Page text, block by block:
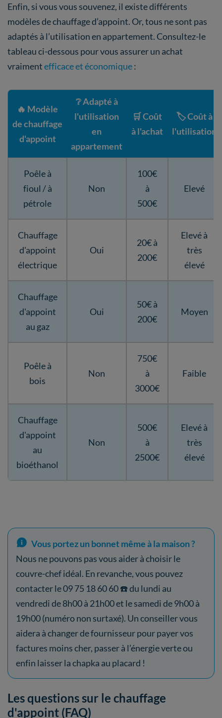
Enfin, si vous vous souvenez, il existe différents
modèles de chauffage d’appoint. Or, tous ne sont pas
adaptés à l’utilisation en appartement. Consultez-le
tableau ci-dessous pour vous assurer un achat
vraimentefficace et économique:
🔥 Modèle
de chauffage
d'appoint
❔ Adapté à
l'utilisation
en
appartement
🛒 Coût
à l'achat
🏷️ Coût à
l'utilisation
Poêle à
fioul / à
pétrole
Non
100€
à
500€
Elevé
Chauffage
d'appoint
électrique
Oui
20€ à
200€
Elevé à
très
élevé
Chauffage
d'appoint
au gaz
Oui
50€ à
200€
Moyen
Poêle à
bois
Non
750€
à
3000€
Faible
Chauffage
d'appoint
au
bioéthanol
Non
500€
à
2500€
Elevé à
très
élevé
Vous portez un bonnet même à la maison ?
Nous ne pouvons pas vous aider à choisir le
couvre-chef idéal. En revanche, vous pouvez
contacter le 09 75 18 60 60 ☎️ du lundi au
vendredi de 8h00 à 21h00 et le samedi de 9h00 à
19h00 (numéro non surtaxé). Un conseiller vous
aidera à changer de fournisseur pour payer vos
factures moins cher, passer à l’énergie verte ou
enfin laisser la chapka au placard !
Les questions sur le chauffage
d'appoint (FAQ)